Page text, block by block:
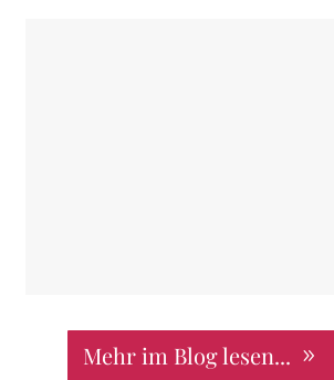
Mehr im Blog lesen...